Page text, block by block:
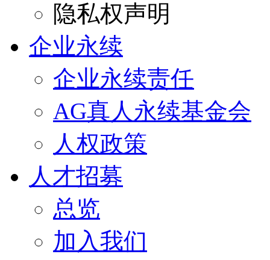
隐私权声明
企业永续
企业永续责任
AG真人永续基金会
人权政策
人才招募
总览
加入我们